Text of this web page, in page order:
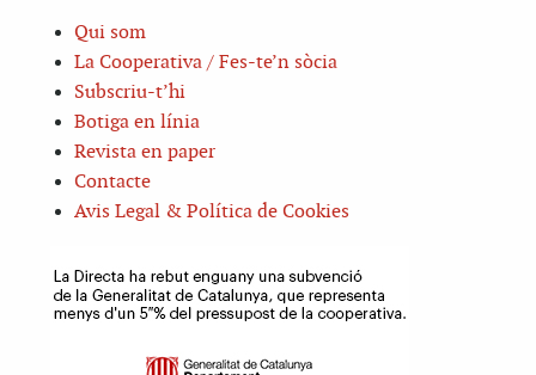
Qui som
La Cooperativa / Fes-te’n sòcia
Subscriu-t’hi
Botiga en línia
Revista en paper
Contacte
Avis Legal & Política de Cookies